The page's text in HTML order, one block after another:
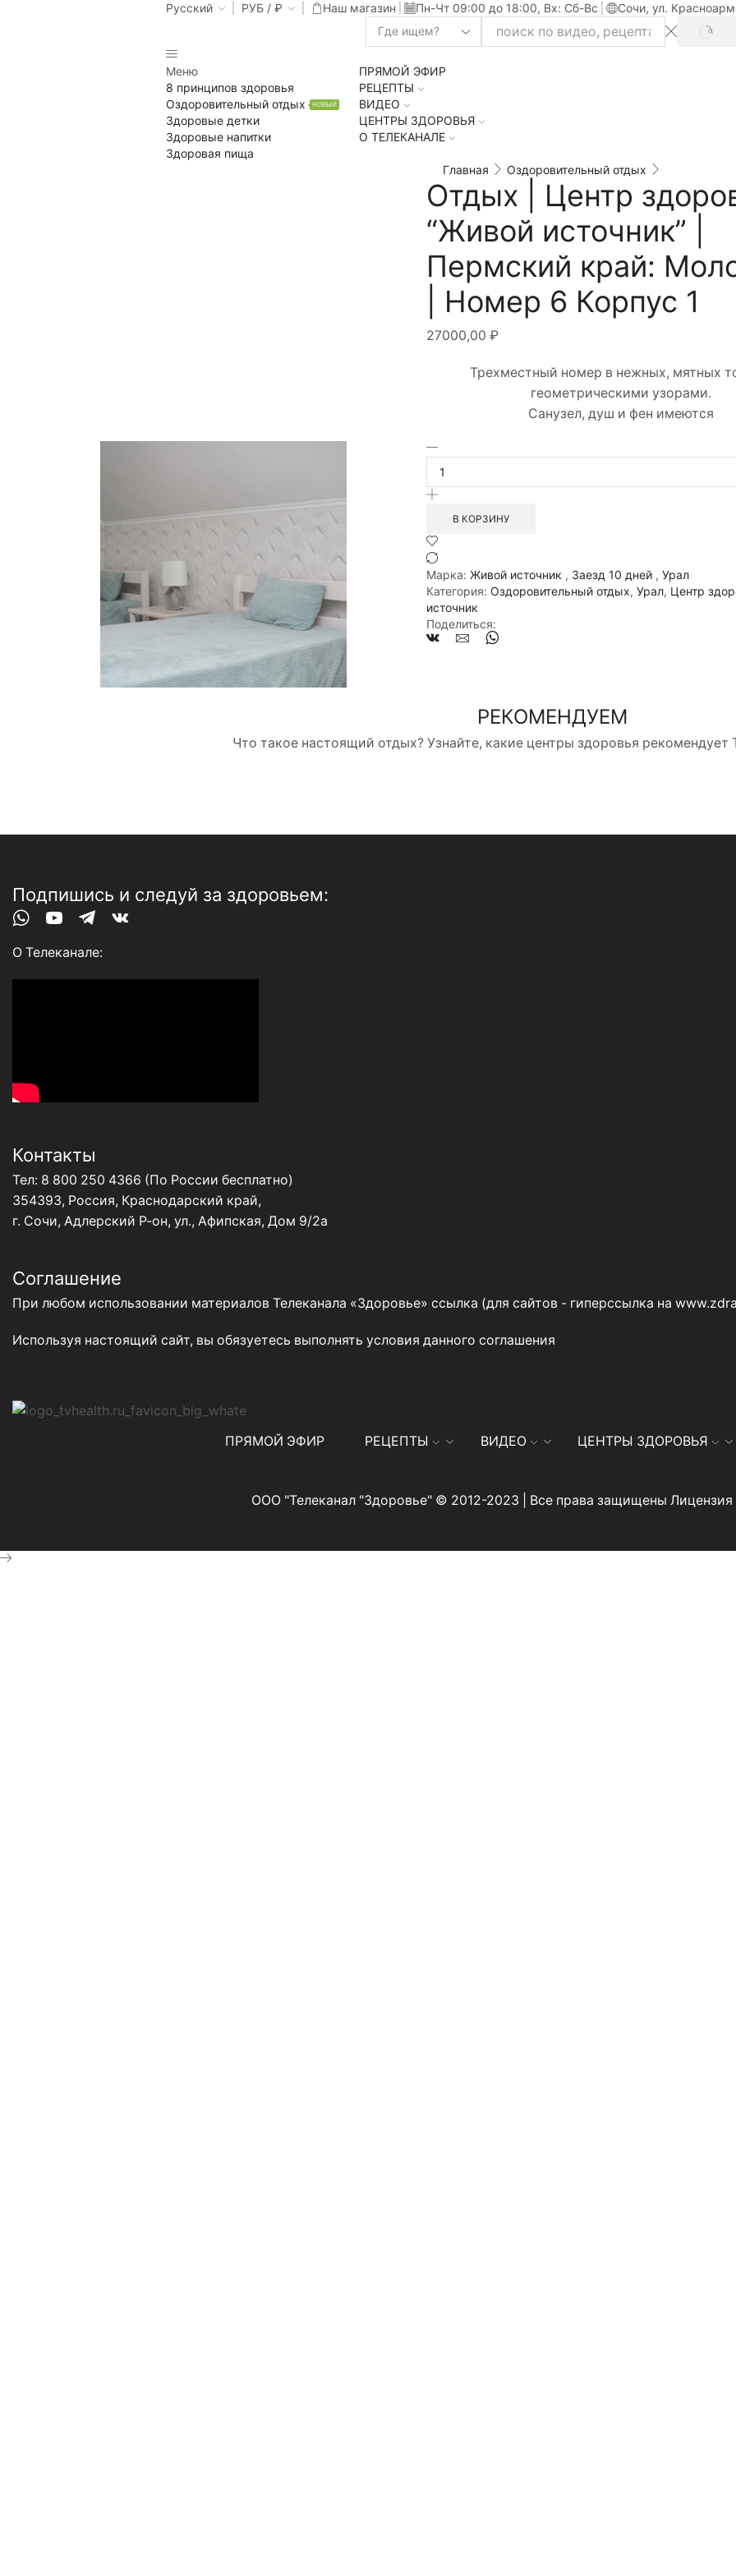
Русский РУБ / ₽ Наш магазин Пн-Чт 09:00 до 18:00, Вх: Сб-Вс Сочи, ул.
Search
Меню
8 принципов здоровья
Оздоровительный отдых
НОВЫЙ
Здоровые детки
Здоровые напитки
Здоровая пища
ПРЯМОЙ ЭФИР
РЕЦЕПТЫ
ВИДЕО
ЦЕНТРЫ ЗДОРОВЬЯ
О ТЕЛЕКАНАЛЕ
Главная Оздоровительный отдых
Отдых | Центр
“Живой источник” |
Пермский край:
| Номер 6 Корпус 1
27000,00 ₽
Трехместный номер в нежных, мятных
геометрическими узорами.
Санузел, душ и фен имеются
Количество
Отдых
|
Центр
источник"
|
Пермский
край:
Молоково
|
В КОРЗИНУ
Марка: Живой источник , Заезд 10 дней , Урал
Категория: Оздоровительный отдых, Урал, Центр
источник
Поделиться:
РЕКОМЕНДУЕМ
Что такое настоящий отдых? Узнайте, какие центры здоровья
Подпишись и следуй за здоровьем:
Whatsapp
YoutubeTelegram
Vk
О Телеканале:
Контакты
Тел: 8 800 250 4366 (По России бесплатно)
354393, Россия, Краснодарский край,
г. Сочи, Адлерский Р-он, ул., Афипская, Дом 9/2а
Соглашение
При любом использовании материалов Телеканала «Здоровье» ссылка (для сайтов - гиперссылка на
Используя настоящий сайт, вы обязуетесь выполнять условия данного соглашения
ПРЯМОЙ ЭФИР РЕЦЕПТЫ ВИДЕО ЦЕНТРЫ ЗДОРОВЬЯ
ООО "Телеканал "Здоровье" © 2012-2023 | Все права защищены